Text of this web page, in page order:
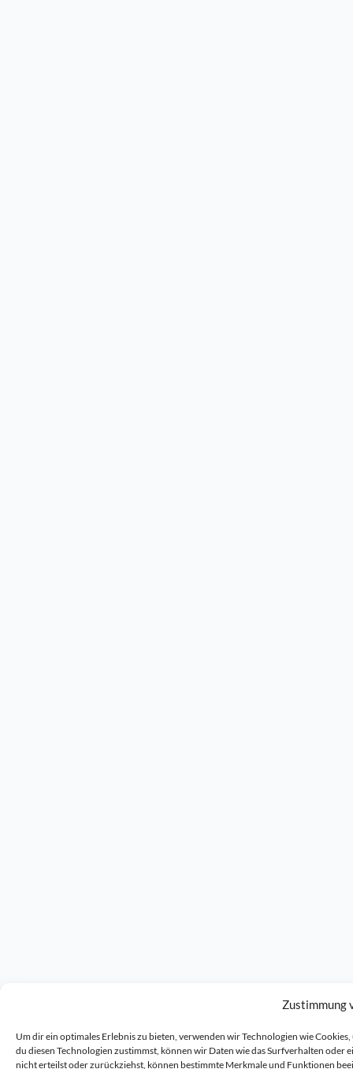
Zustimmung
Um dir ein optimales Erlebnis zu bieten, verwenden wir Technologien wie
du diesen Technologien zustimmst, können wir Daten wie das Surfverhalten
nicht erteilst oder zurückziehst, können bestimmte Merkmale und Funktionen